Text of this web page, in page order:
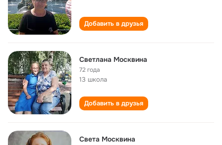
Добавить в друзья
Светлана Москвина
72 года
13 школа
Добавить в друзья
Света Москвина